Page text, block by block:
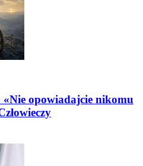
«Nie opowiadajcie nikomu